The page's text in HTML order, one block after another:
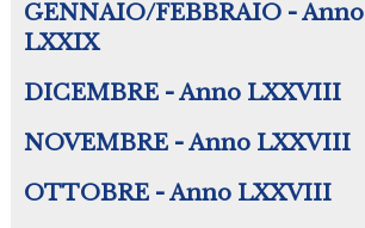
GENNAIO/FEBBRAIO - Anno
LXXIX
DICEMBRE - Anno LXXVIII
NOVEMBRE - Anno LXXVIII
OTTOBRE - Anno LXXVIII